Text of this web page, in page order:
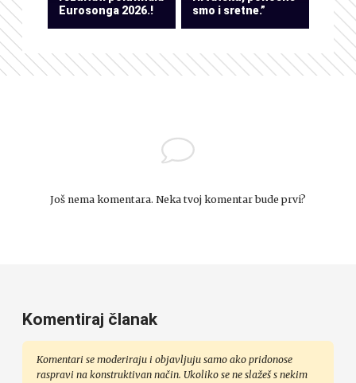
Eurosonga 2026.!
smo i sretne.”
Još nema komentara. Neka tvoj komentar bude prvi?
Komentiraj članak
Komentari se moderiraju i objavljuju samo ako pridonose
raspravi na konstruktivan način. Ukoliko se ne slažeš s nekim